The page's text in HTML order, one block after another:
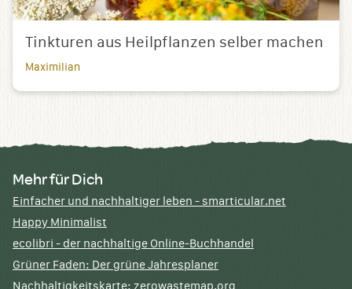
Tinkturen aus Heilpflanzen selber machen
Maximilian
Mehr für Dich
Einfacher und nachhaltiger leben - smarticular.net
Happy Minimalist
ecolibri - der nachhaltige Online-Buchhandel
Grüner Faden: Der grüne Jahresplaner